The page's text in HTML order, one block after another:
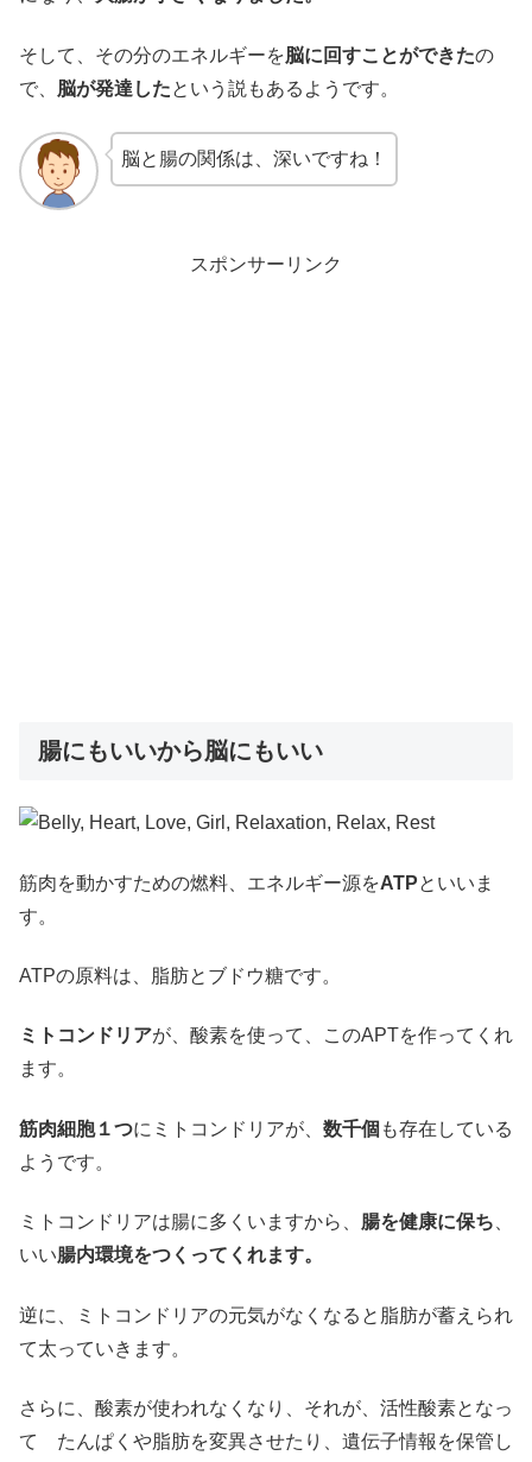
そして、その分のエネルギーを脳に回すことができたの
で、 脳が発達したという説もあるようです。
脳と腸の関係は、深いですね！
スポンサーリンク
腸にもいいから脳にもいい
筋肉を動かすための燃料、エネルギー源をATPといいま
す。
ATPの原料は、脂肪とブドウ糖です。
ミトコンドリアが、酸素を使って、このAPTを作ってくれ
ます。
筋肉細胞１つにミトコンドリアが、 数千個 も存在している
ようです。
ミトコンドリアは腸に多くいますから、 腸を健康に保ち
いい腸内環境をつくってくれます。
逆に、ミトコンドリアの元気がなくなると脂肪が蓄えられ
て太っていきます。
さらに、酸素が使われなくなり、それが、活性酸素となっ
て たんぱくや脂肪を変異させたり、遺伝子情報を保管し